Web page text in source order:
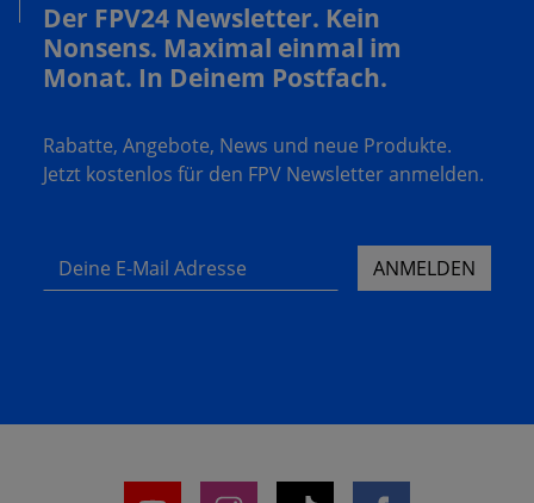
Der FPV24 Newsletter. Kein
Nonsens. Maximal einmal im
Monat. In Deinem Postfach.
Rabatte, Angebote, News und neue Produkte.
Jetzt kostenlos für den FPV Newsletter anmelden.
Deine E-Mail Adresse ANMELDEN